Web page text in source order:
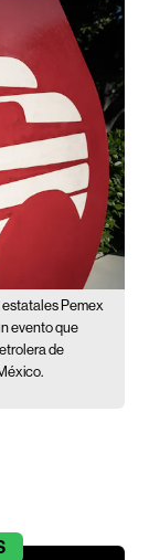
Pemex
evento que
de